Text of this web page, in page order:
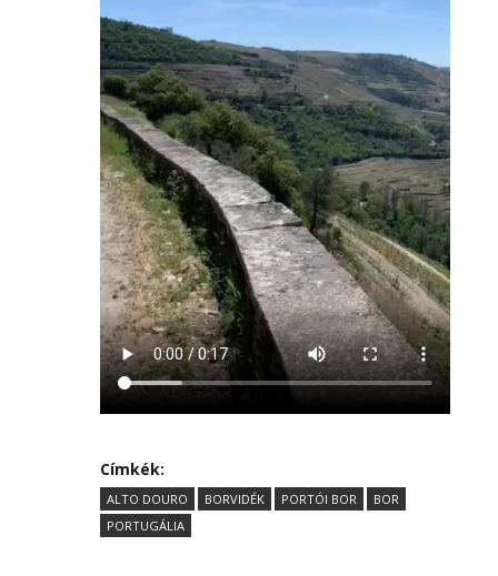
Címkék:
ALTO DOURO BORVIDÉK PORTÓI BOR
BOR
PORTUGÁLIA